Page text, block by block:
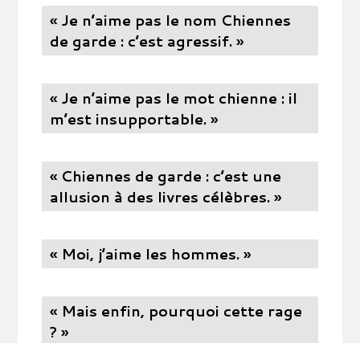
« Je n’aime pas le nom Chiennes
de garde : c’est agressif. »
« Je n’aime pas le mot chienne : il
m’est insupportable. »
« Chiennes de garde : c’est une
allusion à des livres célèbres. »
« Moi, j’aime les hommes. »
« Mais enfin, pourquoi cette rage
? »